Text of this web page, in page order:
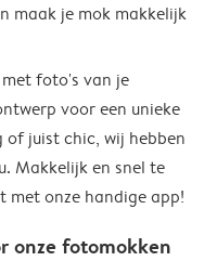
maak je mok makkelijk
foto's van je
voor een unieke
juist chic, wij hebben
Makkelijk en snel te
met onze handige app!
onze fotomokken